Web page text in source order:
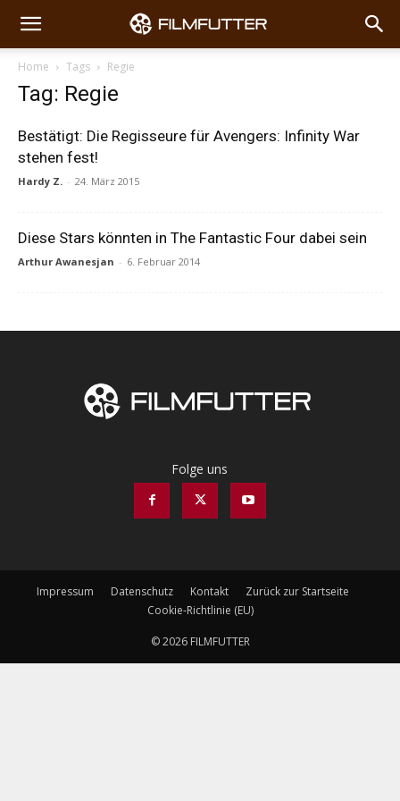
Home Tags Regie
Tag: Regie
Bestätigt: Die Regisseure für Avengers: Infinity War
stehen fest!
Hardy Z. - 24. März 2015
Diese Stars könnten in The Fantastic Four dabei sein
Arthur Awanesjan - 6. Februar 2014
Folge uns
Impressum Datenschutz Kontakt
Zurück zur Startseite
Cookie-Richtlinie (EU)
© 2026 FILMFUTTER